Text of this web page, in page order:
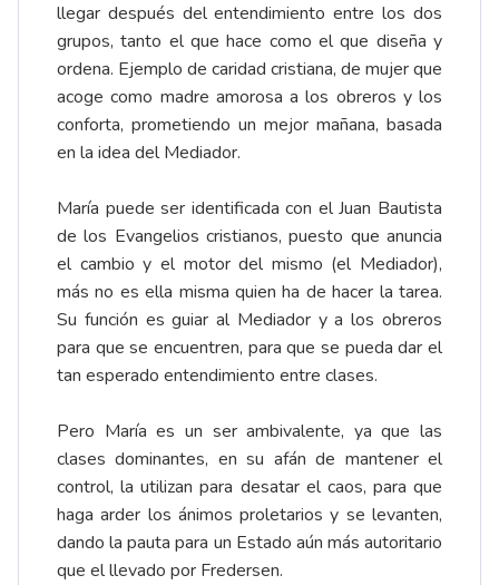
llegar después del entendimiento entre los dos
grupos, tanto el que hace como el que diseña y
ordena. Ejemplo de caridad cristiana, de mujer que
acoge como madre amorosa a los obreros y los
conforta, prometiendo un mejor mañana, basada
en la idea del Mediador.
María puede ser identificada con el Juan Bautista
de los Evangelios cristianos, puesto que anuncia
el cambio y el motor del mismo (el Mediador),
más no es ella misma quien ha de hacer la tarea.
Su función es guiar al Mediador y a los obreros
para que se encuentren, para que se pueda dar el
tan esperado entendimiento entre clases.
Pero María es un ser ambivalente, ya que las
clases dominantes, en su afán de mantener el
control, la utilizan para desatar el caos, para que
haga arder los ánimos proletarios y se levanten,
dando la pauta para un Estado aún más autoritario
que el llevado por Fredersen.